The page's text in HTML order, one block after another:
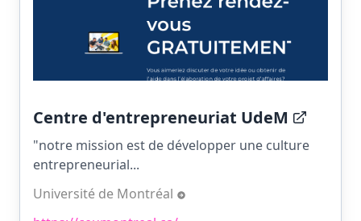
Centre d'entrepreneuriat UdeM
"notre mission est de développer une culture
entrepreneurial...
Université de Montréal